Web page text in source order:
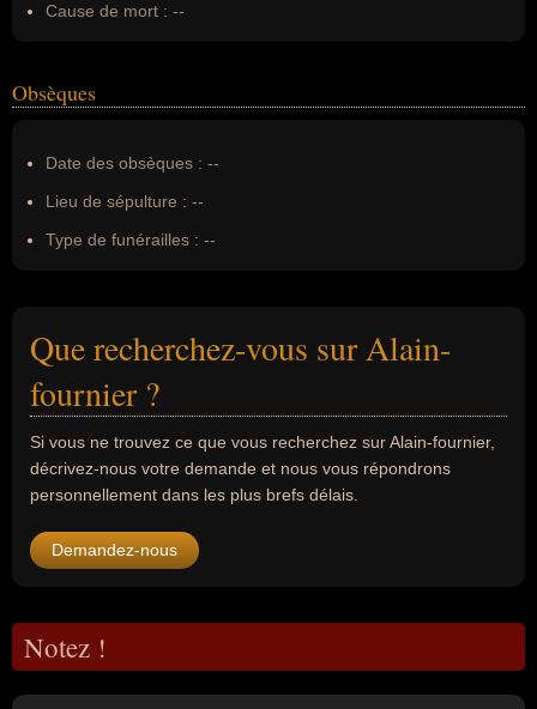
Cause de mort : --
Obsèques
Date des obsèques : --
Lieu de sépulture : --
Type de funérailles : --
Que recherchez-vous sur Alain-
fournier ?
Si vous ne trouvez ce que vous recherchez sur Alain-fournier,
décrivez-nous votre demande et nous vous répondrons
personnellement dans les plus brefs délais.
Demandez-nous
Notez !